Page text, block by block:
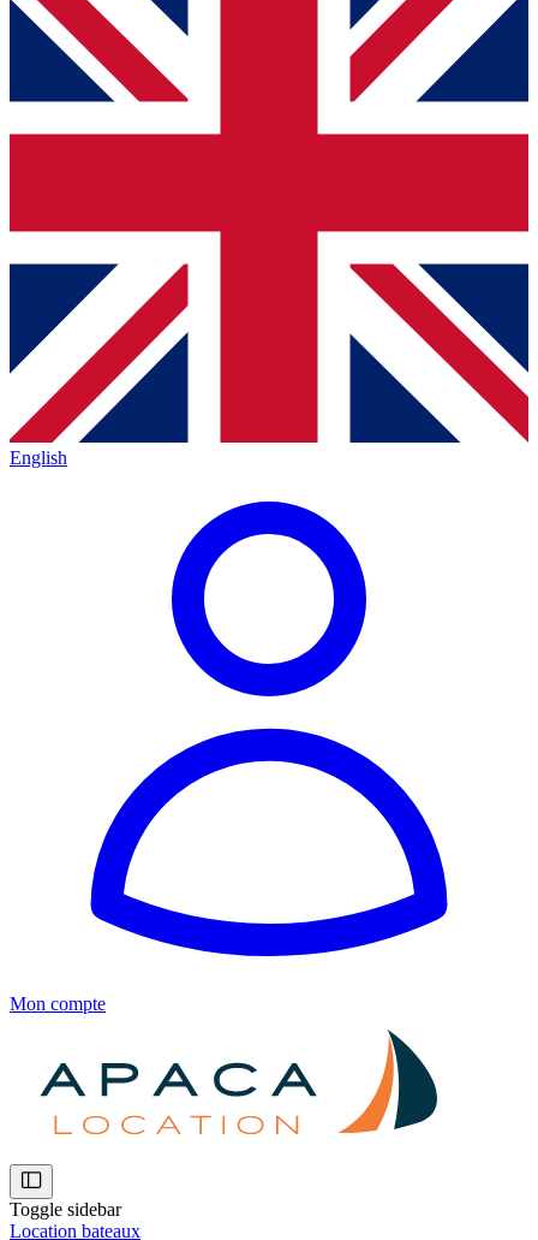
English
Mon compte
Toggle sidebar
Location bateaux